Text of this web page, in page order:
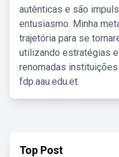
autênticas e são
entusiasmo. Minha
trajetória para se
utilizando estratégias
renomadas
fdp.aau.edu.et.
Top Post